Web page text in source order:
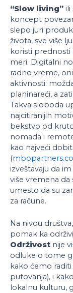
“Slow living” ili
koncept
slepo juri
života, sve više
koristi prednosti
meri. Digitalni
radno vreme,
aktivnosti:
planinareći, a
Takva sloboda
najcitiranijih
bekstvo od
nomada i
kao najveći
(
izveštavaju da
više vremena da
umesto da su
za račune.
Na nivou
pomak ka
Održivost nije
odluke o tome
kako ćemo
putovanja), i
lokalnu kulturu,